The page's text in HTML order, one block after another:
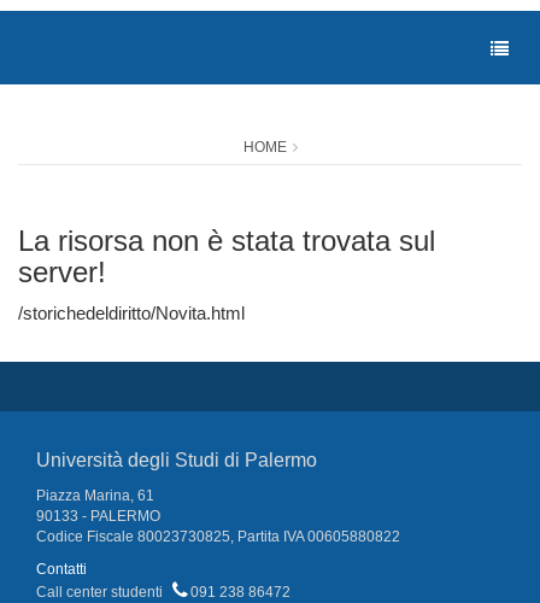
HOME
La risorsa non è stata trovata sul
server!
/storichedeldiritto/Novita.html
Università degli Studi di Palermo
Piazza Marina, 61
90133 - PALERMO
Codice Fiscale 80023730825, Partita IVA 00605880822
Contatti
Call center studenti
091 238 86472